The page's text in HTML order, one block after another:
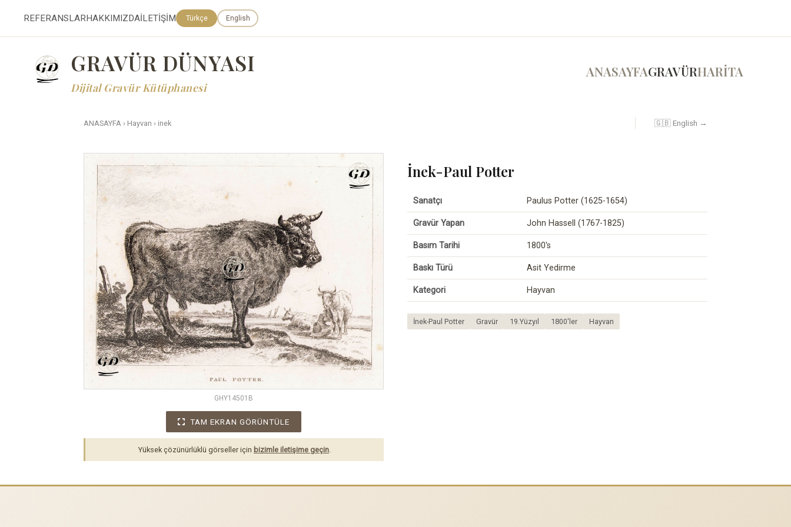
REFERANSLARHAKKIMIZDAİLETİŞİM Türkçe English
GRAVÜR DÜNYASI
Dijital Gravür Kütüphanesi
ANASAYFAGRAVÜRHARİTA
ANASAYFA › Hayvan › inek 🇬🇧 English →
GHY14501B
TAM EKRAN GÖRÜNTÜLE
Yüksek çözünürlüklü görseller için bizimle iletişime geçin.
İnek-Paul Potter
Sanatçı Paulus Potter (1625-1654)
Gravür Yapan John Hassell (1767-1825)
Basım Tarihi 1800's
Baskı Türü Asit Yedirme
Kategori Hayvan
İnek-Paul Potter Gravür 19.Yüzyıl 1800'ler Hayvan